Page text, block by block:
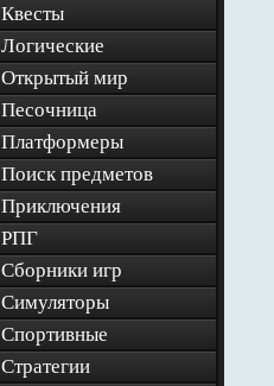
Квесты
Логические
Открытый мир
Песочница
Платформеры
Поиск предметов
Приключения
РПГ
Сборники игр
Симуляторы
Спортивные
Стратегии